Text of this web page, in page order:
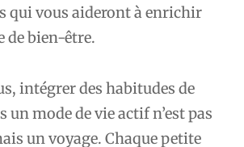
qui vous aideront à enrichir
de bien-être.
intégrer des habitudes de
un mode de vie actif n’est pas
un voyage. Chaque petite